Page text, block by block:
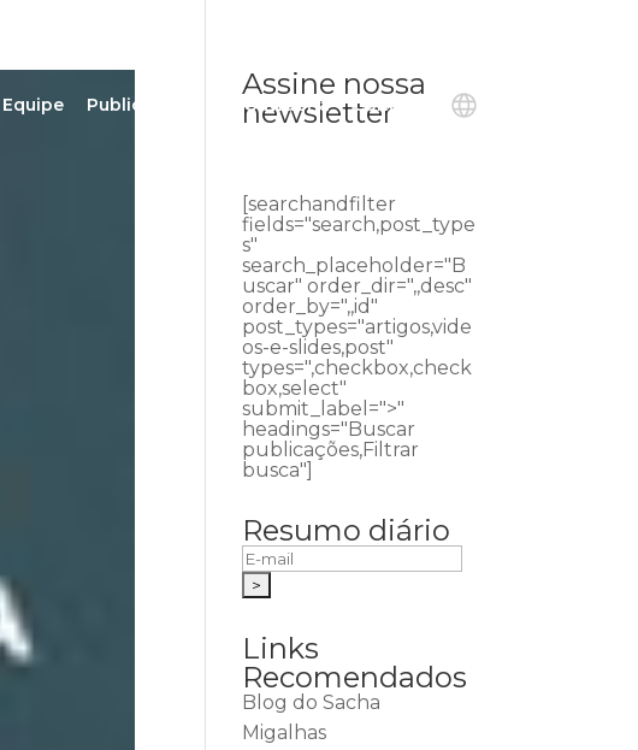
Equipe Publicações Ouvidoria Contato
Assine nossa
newsletter
[searchandfilter
fields="search,post_type
s"
search_placeholder="B
uscar" order_dir=",,desc"
order_by=",,id"
post_types="artigos,vide
os-e-slides,post"
types=",checkbox,check
box,select"
submit_label=">"
headings="Buscar
publicações,Filtrar
busca"]
Resumo diário
Links
Recomendados
Blog do Sacha
Migalhas